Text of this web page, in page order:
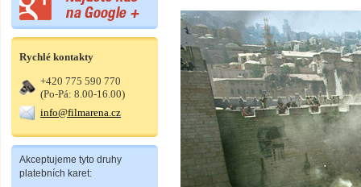
Rychlé kontakty
+420 775 590 770
(Po-Pá: 8.00-16.00)
info@filmarena.cz
Akceptujeme tyto druhy
platebních karet: